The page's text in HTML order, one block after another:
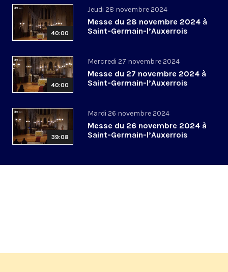
40:00
Jeudi 28 novembre 2024
Messe du 28 novembre 2024 à
Saint-Germain-l’Auxerrois
40:00
Mercredi 27 novembre 2024
Messe du 27 novembre 2024 à
Saint-Germain-l’Auxerrois
39:08
Mardi 26 novembre 2024
Messe du 26 novembre 2024 à
Saint-Germain-l’Auxerrois